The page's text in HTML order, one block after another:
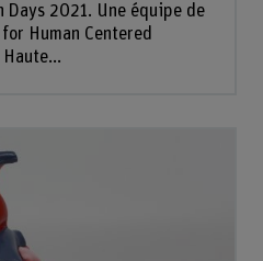
Days 2021. Une équipe de
Human Centered
Haute...